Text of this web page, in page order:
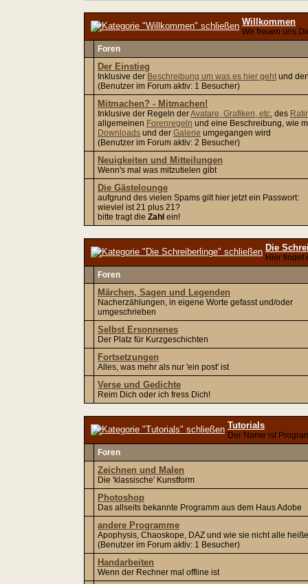
Willkommen
Wir freuen uns
Foren
Der Einstieg
Inklusive der Beschreibung um was es hier gehtund
(Benutzer im Forum aktiv: 1 Besucher)
Mitmachen? - Mitmachen!
Inklusive der Regeln derAvatare, Grafiken, etc, des
allgemeinen Forenregeln und eine Beschreibung, wie
Downloads und der Galerie umgegangen wird
(Benutzer im Forum aktiv: 2 Besucher)
Neuigkeiten und Mitteilungen
Wenn's mal was mitzutielen gibt
Die Gästelounge
aufgrund des vielen Spams gilt hier jetzt ein Passwort:
wieviel ist 21 plus 21?
bitte tragt die Zahl ein!
Die
Hier findet
Foren
Märchen, Sagen und Legenden
Nacherzählungen, in eigene Worte gefasst und/oder
umgeschrieben
Selbst Ersonnenes
Der Platz für Kurzgeschichten
Fortsetzungen
Alles, was mehr als nur 'ein post' ist
Verse und Gedichte
Reim Dich oder ich fress Dich!
Tutorials
Der Name ist
Foren
Zeichnen und Malen
Die 'klassische' Kunstform
Photoshop
Das allseits bekannte Programm aus dem Haus Adobe
andere Programme
Apophysis, Chaoskope, DAZ und wie sie nicht alle
(Benutzer im Forum aktiv: 1 Besucher)
Handarbeiten
Wenn der Rechner mal offline ist